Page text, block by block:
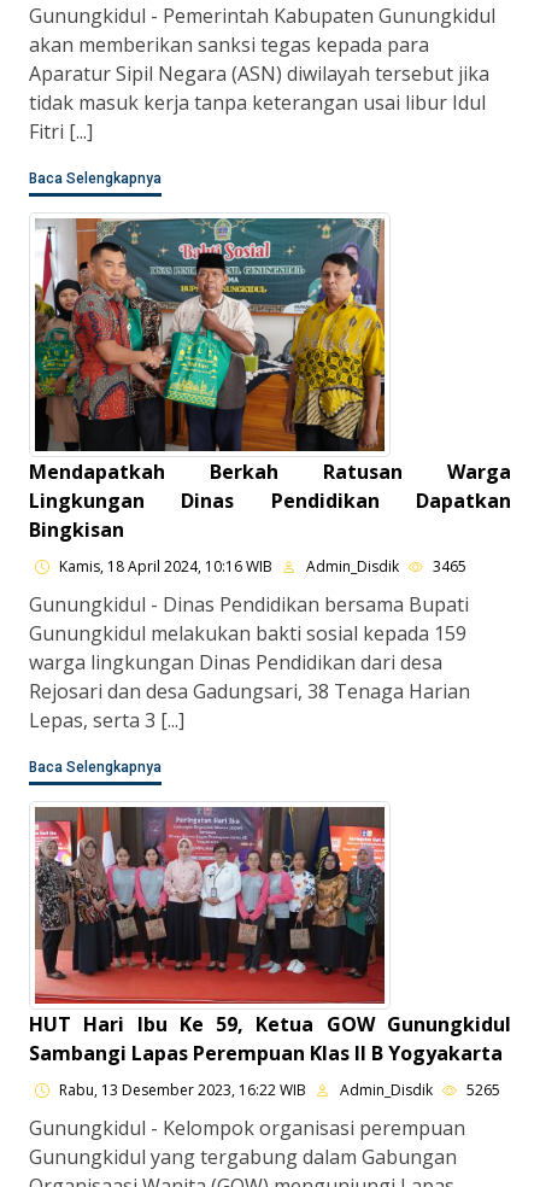
Gunungkidul - Pemerintah Kabupaten Gunungkidul
akan memberikan sanksi tegas kepada para
Aparatur Sipil Negara (ASN) diwilayah tersebut jika
tidak masuk kerja tanpa keterangan usai libur Idul
Fitri [...]
Baca Selengkapnya
Mendapatkah Berkah Ratusan Warga
Lingkungan Dinas Pendidikan Dapatkan
Bingkisan
Kamis, 18 April 2024, 10:16 WIB Admin_Disdik 3465
Gunungkidul - Dinas Pendidikan bersama Bupati
Gunungkidul melakukan bakti sosial kepada 159
warga lingkungan Dinas Pendidikan dari desa
Rejosari dan desa Gadungsari, 38 Tenaga Harian
Lepas, serta 3 [...]
Baca Selengkapnya
HUT Hari Ibu Ke 59, Ketua GOW Gunungkidul
Sambangi Lapas Perempuan Klas II B Yogyakarta
Rabu, 13 Desember 2023, 16:22 WIB Admin_Disdik 5265
Gunungkidul - Kelompok organisasi perempuan
Gunungkidul yang tergabung dalam Gabungan